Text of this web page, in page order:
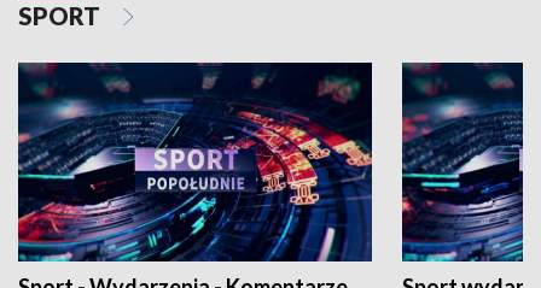
SPORT